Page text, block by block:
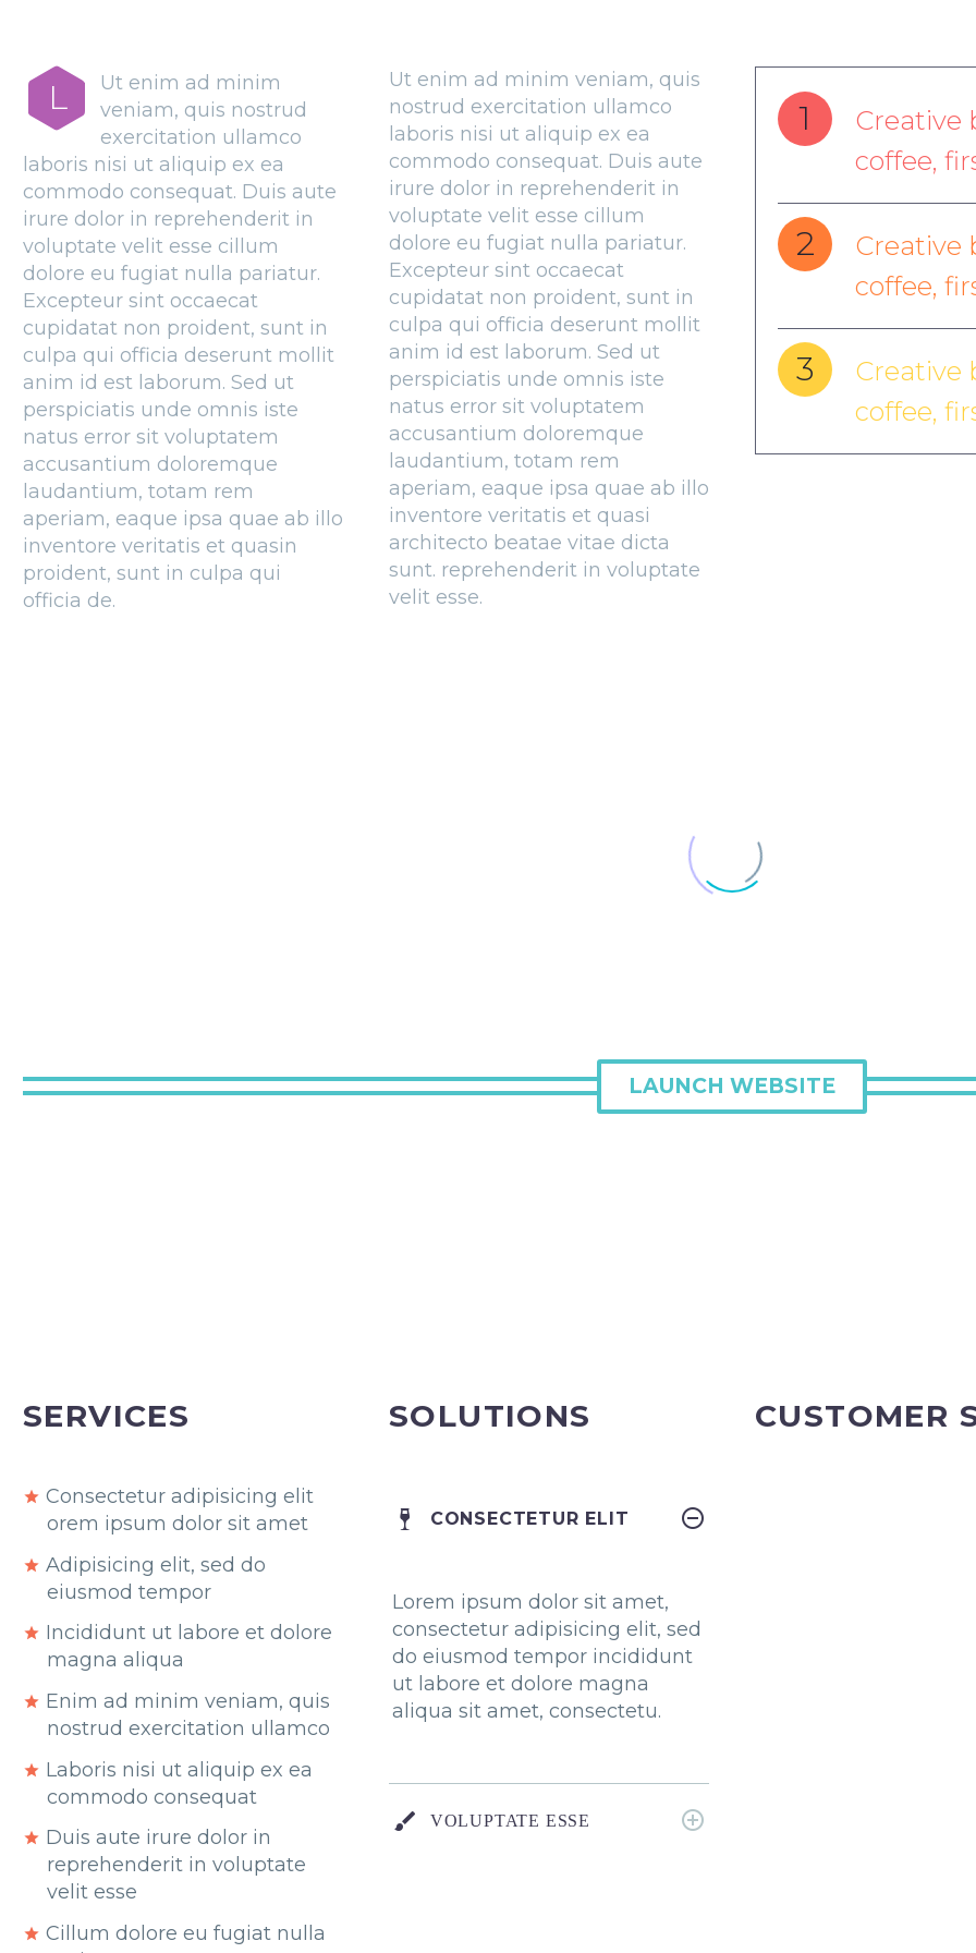
L
Ut enim ad minim
veniam, quis nostrud
exercitation ullamco
laboris nisi ut aliquip ex ea
commodo consequat. Duis aute
irure dolor in reprehenderit in
voluptate velit esse cillum
dolore eu fugiat nulla pariatur.
Excepteur sint occaecat
cupidatat non proident, sunt in
culpa qui officia deserunt mollit
anim id est laborum. Sed ut
perspiciatis unde omnis iste
natus error sit voluptatem
accusantium doloremque
laudantium, totam rem
aperiam, eaque ipsa quae ab illo
inventore veritatis et quasin
proident, sunt in culpa qui
officia de.
Ut enim ad minim veniam, quis
nostrud exercitation ullamco
laboris nisi ut aliquip ex ea
commodo consequat. Duis aute
irure dolor in reprehenderit in
voluptate velit esse cillum
dolore eu fugiat nulla pariatur.
Excepteur sint occaecat
cupidatat non proident, sunt in
culpa qui officia deserunt mollit
anim id est laborum. Sed ut
perspiciatis unde omnis iste
natus error sit voluptatem
accusantium doloremque
laudantium, totam rem
aperiam, eaque ipsa quae ab illo
inventore veritatis et quasi
architecto beatae vitae dicta
sunt. reprehenderit in voluptate
velit esse.
1
Creative
coffee,
2
Creative
coffee,
3
Creative
coffee,
LAUNCH WEBSITE
SERVICES
Consectetur adipisicing elit
orem ipsum dolor sit amet
Adipisicing elit, sed do
eiusmod tempor
Incididunt ut labore et dolore
magna aliqua
Enim ad minim veniam, quis
nostrud exercitation ullamco
Laboris nisi ut aliquip ex ea
commodo consequat
Duis aute irure dolor in
reprehenderit in voluptate
velit esse
Cillum dolore eu fugiat nulla
SOLUTIONS
CONSECTETUR ELIT
Lorem ipsum dolor sit amet,
consectetur adipisicing elit, sed
do eiusmod tempor incididunt
ut labore et dolore magna
aliqua sit amet, consectetu.
VOLUPTATE ESSE
CUSTOMER